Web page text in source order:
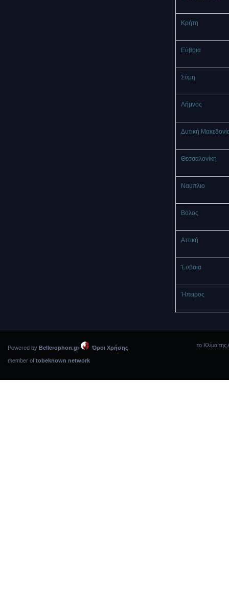
Κρήτη
Εύβοια
Σύμη
Λήμνος
Δυτική
Θεσσαλονίκη
Ναύπλιο
Βόλος
Αττική
Έυβοια
Ήπειρος
Powered by Bellerophon.gr Όροι Χρήσης
member of tobeknown network
το Κλίμα της